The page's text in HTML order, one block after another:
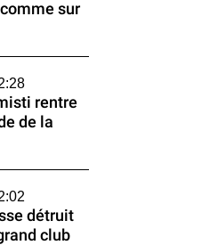
sur
rentre
de la
détruit
club